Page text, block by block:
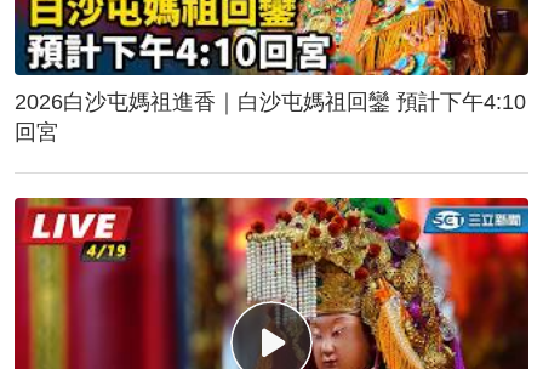
2026白沙屯媽祖進香｜白沙屯媽祖回鑾 預計下午4:10
回宮